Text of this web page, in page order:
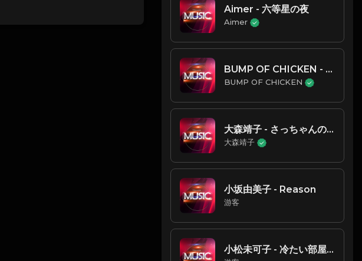
Aimer - 六等星の夜
Aimer
BUMP OF CHICKEN - Hello,world!
BUMP OF CHICKEN
大森靖子 - さっちゃんのセクシーカレー
大森靖子
小坂由美子 - Reason
游客
小松未可子 - 冷たい部屋、一人